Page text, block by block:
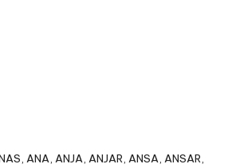
ANA, ANJA, ANJAR, ANSA, ANSAR,